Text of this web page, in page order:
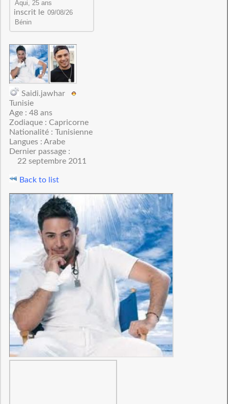
inscrit le
Saidi.jawhar
Tunisie
Age : 48 ans
Zodiaque : Capricorne
Nationalité : Tunisienne
Langues : Arabe
Dernier passage :
22 septembre 2011
Back to list